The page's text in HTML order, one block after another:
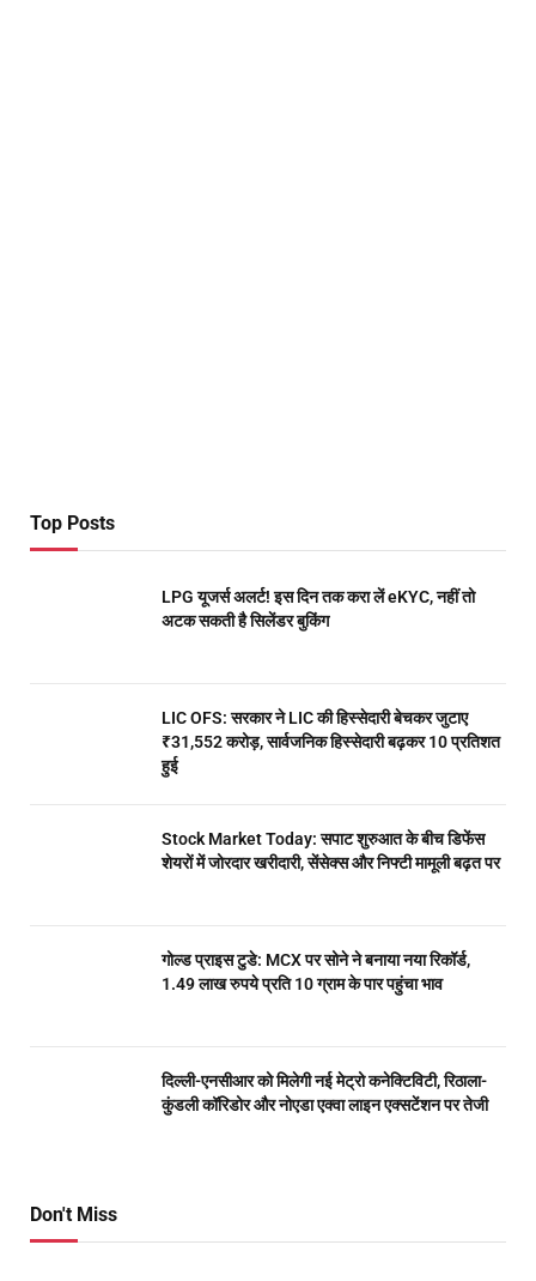
Top Posts
LPG यूजर्स अलर्ट! इस दिन तक करा लें eKYC, नहीं तो
अटक सकती है सिलेंडर बुकिंग
LIC OFS: सरकार ने LIC की हिस्सेदारी बेचकर जुटाए
₹31,552 करोड़, सार्वजनिक हिस्सेदारी बढ़कर 10 प्रतिशत
हुई
Stock Market Today: सपाट शुरुआत के बीच डिफेंस
शेयरों में जोरदार खरीदारी, सेंसेक्स और निफ्टी मामूली बढ़त पर
गोल्ड प्राइस टुडे: MCX पर सोने ने बनाया नया रिकॉर्ड,
1.49 लाख रुपये प्रति 10 ग्राम के पार पहुंचा भाव
दिल्ली-एनसीआर को मिलेगी नई मेट्रो कनेक्टिविटी, रिठाला-
कुंडली कॉरिडोर और नोएडा एक्वा लाइन एक्सटेंशन पर तेजी
Don't Miss